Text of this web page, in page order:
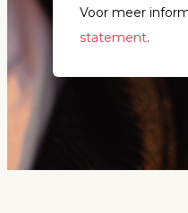
Voor meer
statement.